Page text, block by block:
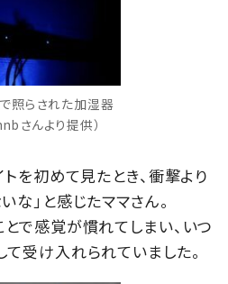
照らされた加湿器
さんより提供）
を初めて見たとき、衝撃より
な」と感じたママさん。
で感覚が慣れてしまい、いつ
受け入れられていました。